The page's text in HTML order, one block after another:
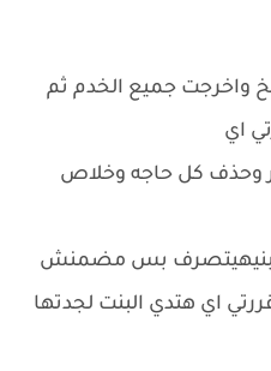
واخرجت جميع الخدم ثم
اي
وحذف كل حاجه وخلاص
ابنيهيتصرف بس مضمنش
اي هتدي البنت لجدتها